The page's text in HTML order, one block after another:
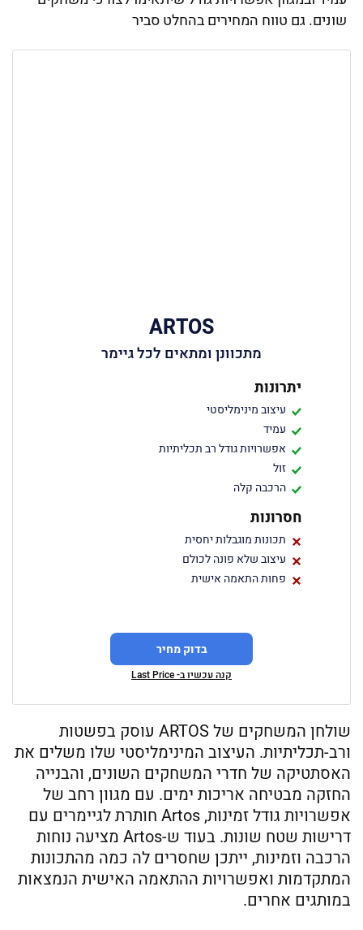
שונים. גם טווח המחירים בהחלט סביר
ARTOS
מתכוונן ומתאים לכל גיימר
יתרונות
עיצוב מינימליסטי
עמיד
אפשרויות גודל רב תכליתיות
זול
הרכבה קלה
חסרונות
תכונות מוגבלות יחסית
עיצוב שלא פונה לכולם
פחות התאמה אישית
בדוק מחיר
קנה עכשיו ב- Last Price
שולחן המשחקים של ARTOS עוסק בפשטות
ורב-תכליתיות. העיצוב המינימליסטי שלו משלים את
האסתטיקה של חדרי המשחקים השונים, והבנייה
החזקה מבטיחה אריכות ימים. עם מגוון רחב של
אפשרויות גודל זמינות, Artos חותרת לגיימרים עם
דרישות שטח שונות. בעוד ש-Artos מציעה נוחות
הרכבה וזמינות, ייתכן שחסרים לה כמה מהתכונות
המתקדמות ואפשרויות ההתאמה האישית הנמצאות
במותגים אחרים.